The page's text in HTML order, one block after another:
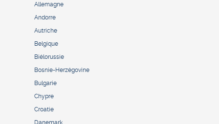
Allemagne
Andorre
Autriche
Belgique
Biélorussie
Bosnie-Herzégovine
Bulgarie
Chypre
Croatie
Danemark